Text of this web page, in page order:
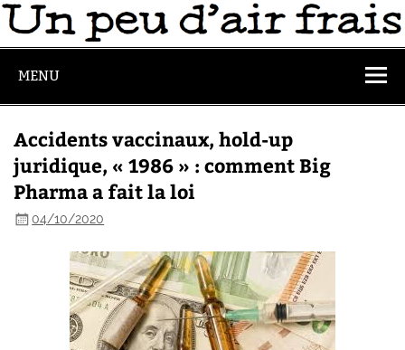
MENU
Accidents vaccinaux, hold-up
juridique, « 1986 » : comment Big
Pharma a fait la loi
04/10/2020